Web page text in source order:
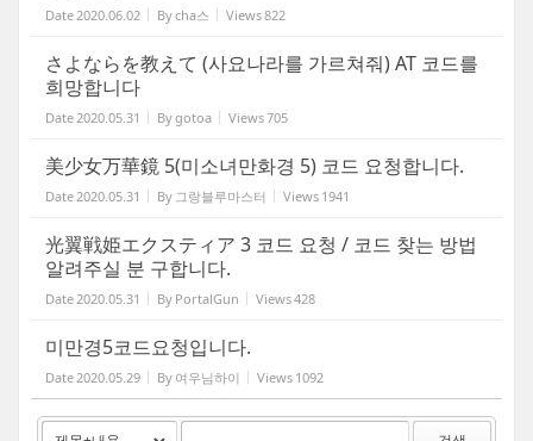
Date2020.06.02 Bycha스 Views822
さよならを教えて (사요나라를 가르쳐줘) AT 코드를
희망합니다
Date2020.05.31 Bygotoa Views705
美少女万華鏡 5(미소녀만화경 5) 코드 요청합니다.
Date2020.05.31 By 그랑블루마스터 Views 1941
光翼戦姫エクスティア 3 코드 요청 / 코드 찾는 방법
알려주실 분 구합니다.
Date2020.05.31 By PortalGun Views428
미만경5코드요청입니다.
Date2020.05.29 By 여우님하이 Views 1092